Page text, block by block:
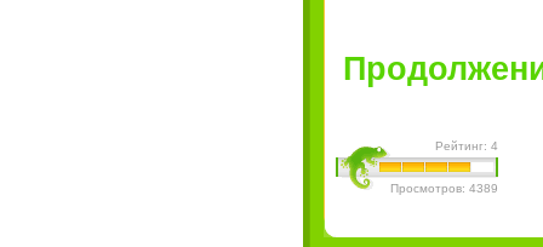
Рейтинг: 4
Просмотров: 4389